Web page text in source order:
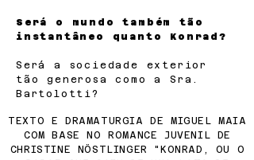
Será o mundo também tão
instantâneo quanto Konrad?
Será a sociedade exterior
tão generosa como a Sra.
Bartolotti?
​TEXTO E DRAMATURGIA DE MIGUEL MAIA
COM BASE NO ROMANCE JUVENIL DE
CHRISTINE NÖSTLINGER "KONRAD, OU O